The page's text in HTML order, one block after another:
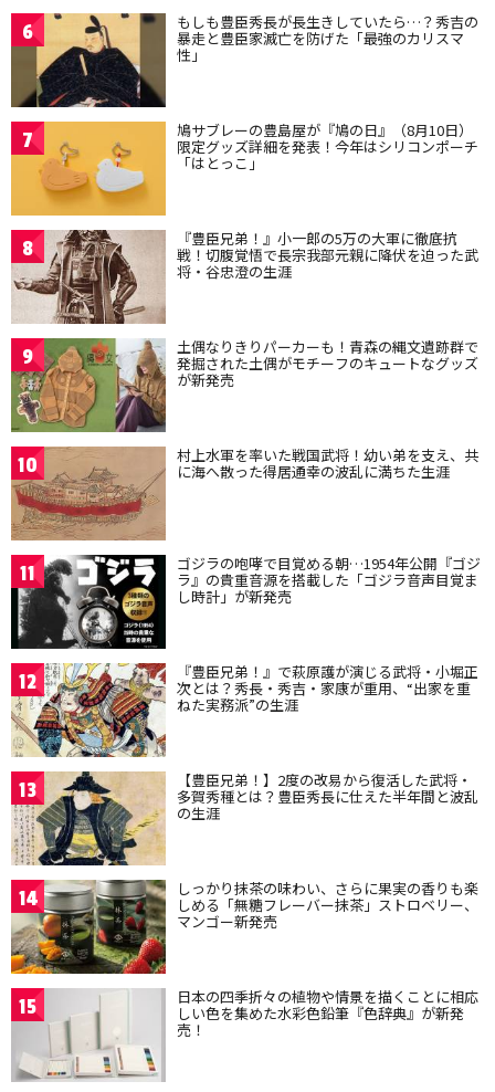
6 もしも豊臣秀長が長生きしていたら…？秀吉の
暴走と豊臣家滅亡を防げた「最強のカリスマ
性」
7 鳩サブレーの豊島屋が『鳩の日』（8月10日）
限定グッズ詳細を発表！今年はシリコンポーチ
「はとっこ」
8 『豊臣兄弟！』小一郎の5万の大軍に徹底抗
戦！切腹覚悟で長宗我部元親に降伏を迫った武
将・谷忠澄の生涯
9 土偶なりきりパーカーも！青森の縄文遺跡群で
発掘された土偶がモチーフのキュートなグッズ
が新発売
10 村上水軍を率いた戦国武将！幼い弟を支え、共
に海へ散った得居通幸の波乱に満ちた生涯
11 ゴジラの咆哮で目覚める朝…1954年公開『ゴジ
ラ』の貴重音源を搭載した「ゴジラ音声目覚ま
し時計」が新発売
12 『豊臣兄弟！』で萩原護が演じる武将・小堀正
次とは？秀長・秀吉・家康が重用、“出家を重
ねた実務派”の生涯
13 【豊臣兄弟！】2度の改易から復活した武将・
多賀秀種とは？豊臣秀長に仕えた半年間と波乱
の生涯
14 しっかり抹茶の味わい、さらに果実の香りも楽
しめる「無糖フレーバー抹茶」ストロベリー、
マンゴー新発売
15 日本の四季折々の植物や情景を描くことに相応
しい色を集めた水彩色鉛筆『色辞典』が新発
売！